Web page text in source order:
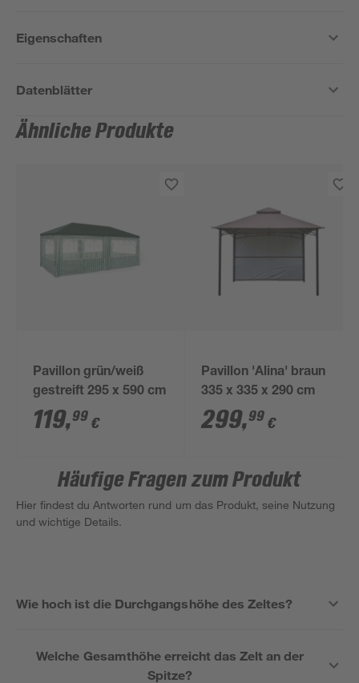
Eigenschaften
Datenblätter
Ähnliche Produkte
Pavillon grün/weiß
gestreift 295 x 590 cm
119,99 €
Pavillon 'Alina' braun
335 x 335 x 290 cm
299,99 €
Häufige Fragen zum Produkt
Hier findest du Antworten rund um das Produkt, seine Nutzung
und wichtige Details.
Wie hoch ist die Durchgangshöhe des Zeltes?
Welche Gesamthöhe erreicht das Zelt an der
Spitze?